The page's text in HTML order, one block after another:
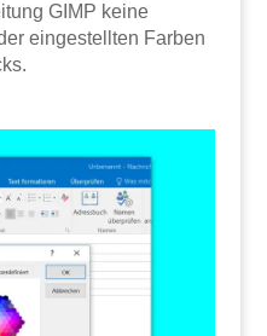
GIMP keine
eingestellten Farben